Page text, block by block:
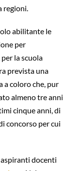
regioni.
abilitante le
per
la scuola
prevista una
a coloro che, pur
almeno tre anni
cinque anni, di
concorso per cui
docenti